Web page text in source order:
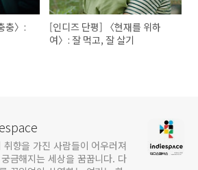
충〉:
[인디즈 단평] 〈현재를 위하
여〉: 잘 먹고, 잘 살기
향을 가진 사람들이 어우러져
금해지는 세상을 꿈꿉니다. 다